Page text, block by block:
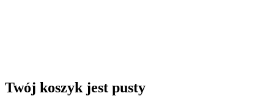
Twój koszyk jest pusty